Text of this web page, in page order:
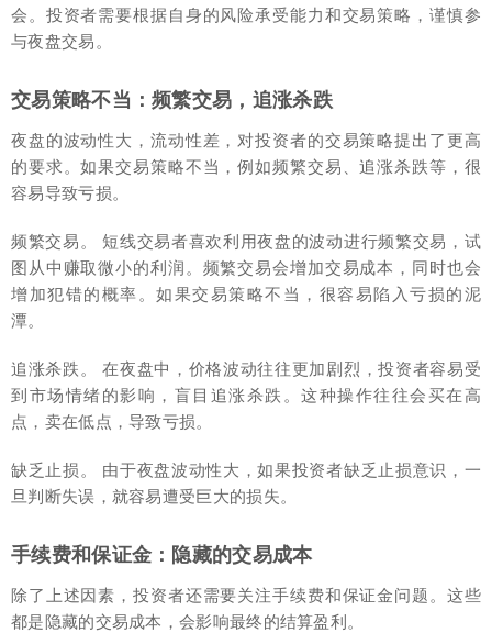
会。投资者需要根据自身的风险承受能力和交易策略，谨慎参
与夜盘交易。
交易策略不当：频繁交易，追涨杀跌
夜盘的波动性大，流动性差，对投资者的交易策略提出了更高
的要求。如果交易策略不当，例如频繁交易、追涨杀跌等，很
容易导致亏损。
频繁交易。 短线交易者喜欢利用夜盘的波动进行频繁交易，试
图从中赚取微小的利润。频繁交易会增加交易成本，同时也会
增加犯错的概率。如果交易策略不当，很容易陷入亏损的泥
潭。
追涨杀跌。 在夜盘中，价格波动往往更加剧烈，投资者容易受
到市场情绪的影响，盲目追涨杀跌。这种操作往往会买在高
点，卖在低点，导致亏损。
缺乏止损。 由于夜盘波动性大，如果投资者缺乏止损意识，一
旦判断失误，就容易遭受巨大的损失。
手续费和保证金：隐藏的交易成本
除了上述因素，投资者还需要关注手续费和保证金问题。这些
都是隐藏的交易成本，会影响最终的结算盈利。